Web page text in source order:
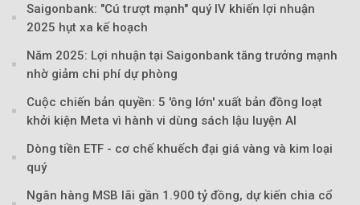
Saigonbank: "Cú trượt mạnh" quý IV khiến lợi nhuận
2025 hụt xa kế hoạch
Năm 2025: Lợi nhuận tại Saigonbank tăng trưởng mạnh
nhờ giảm chi phí dự phòng
Cuộc chiến bản quyền: 5 'ông lớn' xuất bản đồng loạt
khởi kiện Meta vì hành vi dùng sách lậu luyện AI
Dòng tiền ETF - cơ chế khuếch đại giá vàng và kim loại
quý
Ngân hàng MSB lãi gần 1.900 tỷ đồng, dự kiến chia cổ